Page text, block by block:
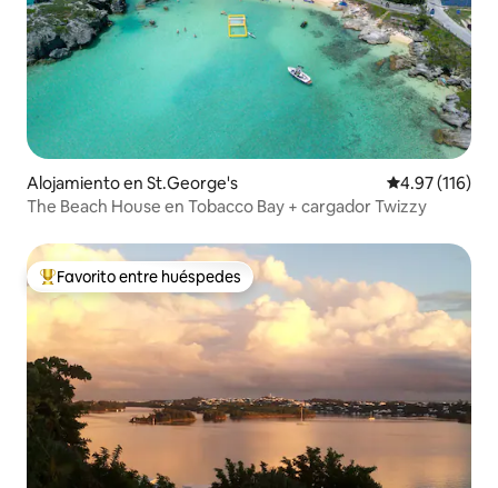
Alojamiento en St.George's Calificación
4.97 (116)
The Beach House en Tobacco Bay + cargador Twizzy
Favorito entre huéspedes preferido
Favorito entre huéspedes